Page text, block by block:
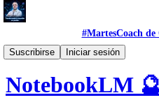
#MartesCoach
Suscribirse
Iniciar sesión
#Tool
NotebookLM